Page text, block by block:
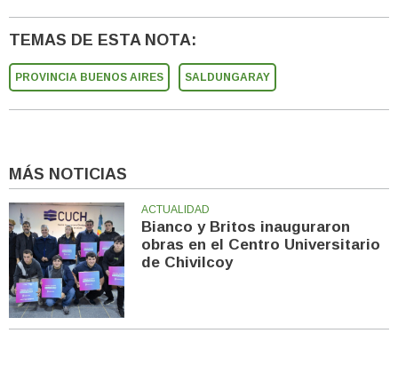
TEMAS DE ESTA NOTA:
PROVINCIA BUENOS AIRES SALDUNGARAY
MÁS NOTICIAS
ACTUALIDAD
Bianco y Britos inauguraron
obras en el Centro Universitario
de Chivilcoy